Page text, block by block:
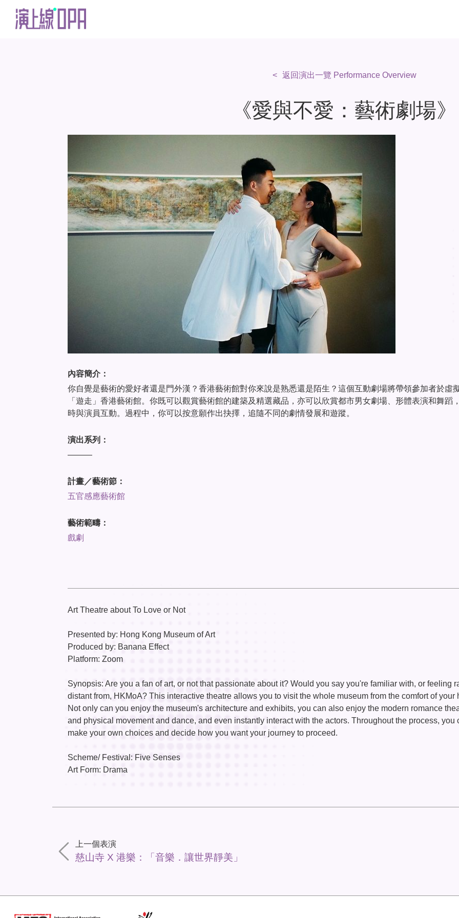
返回演出一覽 Performance Overview
《愛與不愛：藝術劇場》
內容簡介：
你自覺是藝術的愛好者還是門外漢？香港藝術館對你來說是熟悉還是陌生？這個互動劇場將帶領參加者於虛
「遊走」香港藝術館。你既可以觀賞藝術館的建築及精選藏品，亦可以欣賞都市男女劇場、形體表演和舞蹈
時與演員互動。過程中，你可以按意願作出抉擇，追隨不同的劇情發展和遊蹤。
演出系列：
———
計畫／藝術節：
五官感應藝術館
藝術範疇：
戲劇
Art Theatre about To Love or Not
Presented by: Hong Kong Museum of Art
Produced by: Banana Effect
Platform: Zoom
Synopsis: Are you a fan of art, or not that passionate about it? Would you say you're familiar with, or feeling
distant from, HKMoA? This interactive theatre allows you to visit the whole museum from the comfort of your
Not only can you enjoy the museum's architecture and exhibits, you can also enjoy the modern romance
and physical movement and dance, and even instantly interact with the actors. Throughout the process, you
make your own choices and decide how you want your journey to proceed.
Scheme/ Festival: Five Senses
Art Form: Drama
上一個表演
慈山寺 X 港樂：「音樂．讓世界靜美」